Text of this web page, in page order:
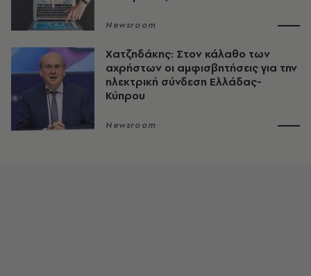
Newsroom
Χατζηδάκης: Στον κάλαθο των
αχρήστων οι αμφισβητήσεις για την
ηλεκτρική σύνδεση Ελλάδας-
Κύπρου
Newsroom